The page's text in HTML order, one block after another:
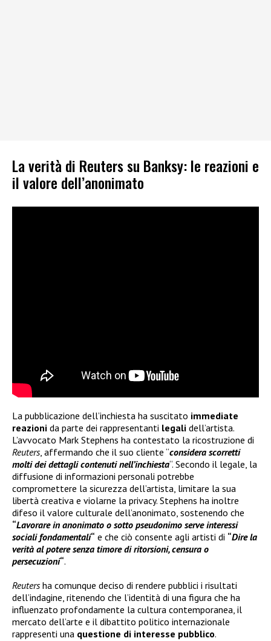
La verità di Reuters su Banksy: le reazioni e
il valore dell’anonimato
La pubblicazione dell’inchiesta ha suscitato immediate
reazioni da parte dei rappresentanti legali dell’artista.
L’avvocato Mark Stephens ha contestato la ricostruzione di
Reuters, affermando che il suo cliente “considera scorretti
molti dei dettagli contenuti nell’inchiesta“. Secondo il legale, la
diffusione di informazioni personali potrebbe
compromettere la sicurezza dell’artista, limitare la sua
libertà creativa e violarne la privacy. Stephens ha inoltre
difeso il valore culturale dell’anonimato, sostenendo che
“Lavorare in anonimato o sotto pseudonimo serve interessi
sociali fondamentali“ e che ciò consente agli artisti di “Dire la
verità al potere senza timore di ritorsioni, censura o
persecuzioni“.
Reutersha comunque deciso di rendere pubblici i risultati
dell’indagine, ritenendo che l’identità di una figura che ha
influenzato profondamente la cultura contemporanea, il
mercato dell’arte e il dibattito politico internazionale
rappresenti una questione di interesse pubblico.